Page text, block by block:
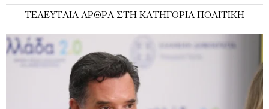
ΤΕΛΕΥΤΑΊΑ ΆΡΘΡΑ ΣΤΗ ΚΑΤΗΓΟΡΊΑ ΠΟΛΙΤΙΚΉ